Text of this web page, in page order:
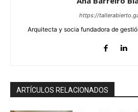
https://
Arquitecta y socia fundadora de
ARTÍCULOS RELACIONADOS